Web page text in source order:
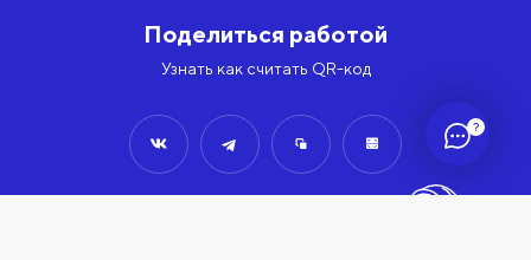
?
Поделиться работой
Узнать как считать QR-код